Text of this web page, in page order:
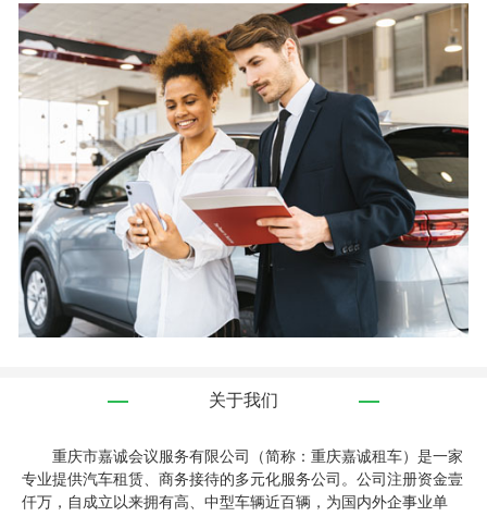
关于我们
重庆市嘉诚会议服务有限公司（简称：重庆嘉诚租车）是一家
专业提供汽车租赁、商务接待的多元化服务公司。公司注册资金壹
仟万，自成立以来拥有高、中型车辆近百辆，为国内外企事业单